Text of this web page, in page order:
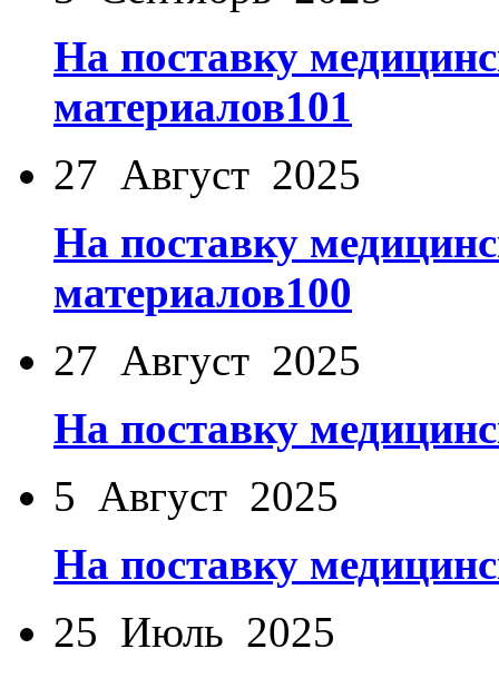
На поставку
материалов101
27 Август 2025
На поставку
материалов100
27 Август 2025
На поставку
5 Август 2025
На поставку
25 Июль 2025